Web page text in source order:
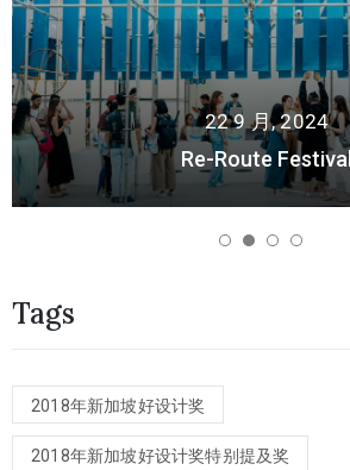
22 9 月, 2024
Re-Route Festival
Tags
2018年新加坡好设计奖
2018年新加坡好设计奖特别提及奖